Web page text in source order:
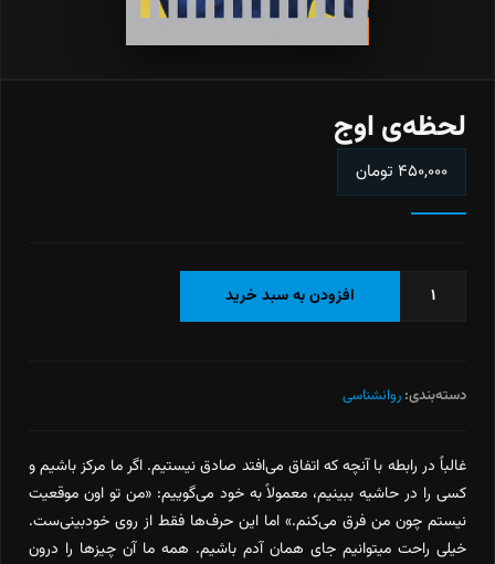
لحظه‌ی اوج
۴۵۰,۰۰۰ تومان
لحظه‌ی
افزودن به سبد خرید
دسته‌بندی: روانشناسی
غالباً در رابطه با آنچه که اتفاق می‌افتد صادق نیستیم. اگر ما مرکز باشیم و
کسی را در حاشیه ببینیم، معمولاً به خود می‌گوییم: «من تو اون موقعیت
نیستم چون من فرق می‌کنم.» اما این حرف‌ها فقط از روی خودبینی‌ست.
خیلی راحت می‎توانیم جای همان آدم باشیم. همه ما آن چیزها را درون